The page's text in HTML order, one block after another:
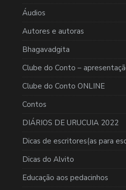
Áudios
Autores e autoras
Bhagavadgita
Clube do Conto –
Clube do Conto ONLINE
Contos
DIÁRIOS DE URUCUIA 2022
Dicas de escritores(as para
Dicas do Alvito
Educação aos pedacinhos